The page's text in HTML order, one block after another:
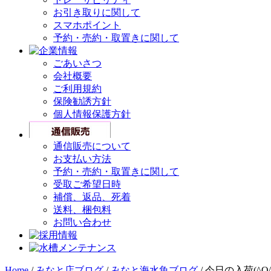
お引き取りに関して
スマホポイント
予約・売約・取置きに関して
ごあいさつ
会社概要
ご利用規約
保険勧誘方針
個人情報保護方針
通信販売について
お支払い方法
予約・売約・取置きに関して
受取ご希望日時
補償、返品、死着
送料、梱包料
お問い合わせ